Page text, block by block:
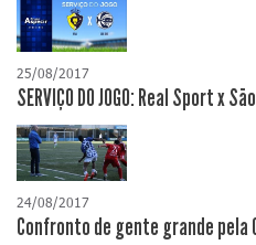
25/08/2017
SERVIÇO DO JOGO: Real Sport x
24/08/2017
Confronto de gente grande pela